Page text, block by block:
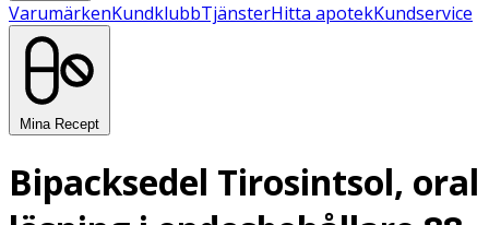
VarumärkenKundklubbTjänsterHitta apotekKundservice
Mina Recept
Bipacksedel Tirosintsol, oral